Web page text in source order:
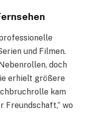
und Filmen.
doch
erhielt größere
kam
Freundschaft,” wo